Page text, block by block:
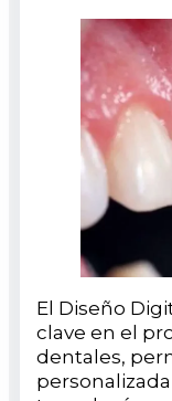
El Diseño
clave en el
dentales,